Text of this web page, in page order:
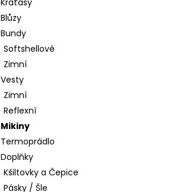
Kraťasy
Blůzy
Bundy
Softshellové
Zimní
Vesty
Zimní
Reflexní
Mikiny
Termoprádlo
Doplňky
Kšiltovky a Čepice
Pásky / Šle